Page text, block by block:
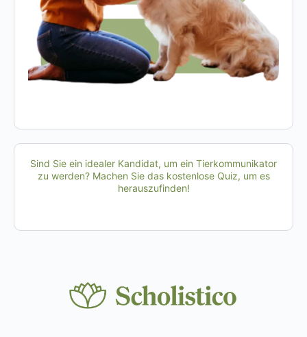
Sind Sie ein idealer Kandidat, um ein Tierkommunikator
zu werden? Machen Sie das kostenlose Quiz, um es
herauszufinden!